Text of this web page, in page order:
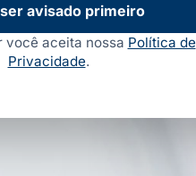
avisado primeiro
você aceita nossa Política de
Privacidade.